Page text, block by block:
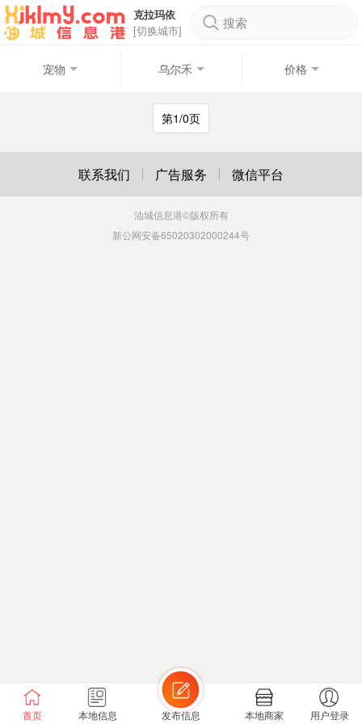
克拉玛依
[切换城市]
搜索
宠物 乌尔禾 价格
第1/0页
首页 本地信息 发布信息 本地商家 用户登录
联系我们 广告服务 微信平台
油城信息港©版权所有
新公网安备65020302000244号